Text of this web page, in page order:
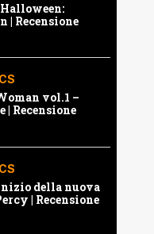
| Recensione
vol.1 –
| Recensione
della nuova
| Recensione